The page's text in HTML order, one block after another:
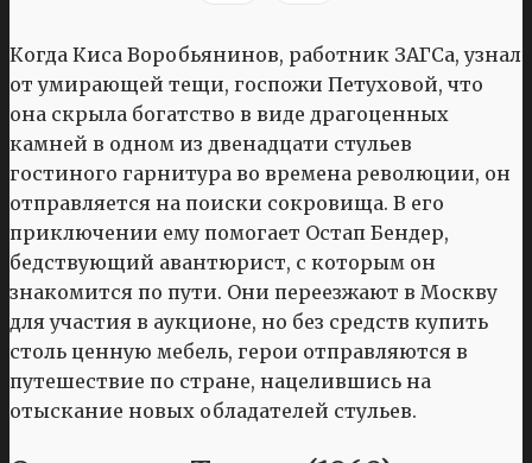
Когда Киса Воробьянинов, работник ЗАГСа, узнал
от умирающей тещи, госпожи Петуховой, что
она скрыла богатство в виде драгоценных
камней в одном из двенадцати стульев
гостиного гарнитура во времена революции, он
отправляется на поиски сокровища. В его
приключении ему помогает Остап Бендер,
бедствующий авантюрист, с которым он
знакомится по пути. Они переезжают в Москву
для участия в аукционе, но без средств купить
столь ценную мебель, герои отправляются в
путешествие по стране, нацелившись на
отыскание новых обладателей стульев.